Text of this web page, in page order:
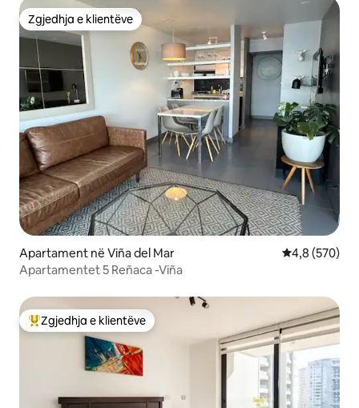
Zgjedhja e klientëve
Zgjedhja e klientëve
Apartament në Viña del Mar Vlerësimi
4,8 (570)
Apartamentet 5 Reñaca -Viña
Më të mirat e zgjedhjeve të klientëve
Zgjedhja e klientëve